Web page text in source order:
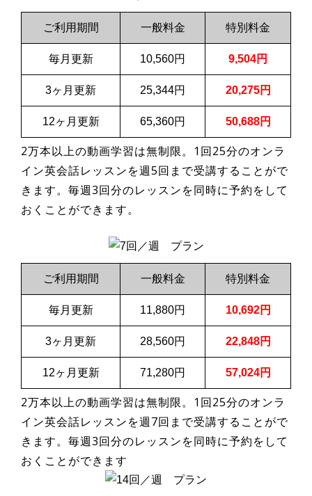
ご利用期間 一般料金 特別料金
毎月更新 10,560円 9,504円
3ヶ月更新 25,344円 20,275円
12ヶ月更新 65,360円 50,688円
2万本以上の動画学習は無制限。1回25分のオンラ
イン英会話レッスンを週5回まで受講することがで
きます。毎週3回分のレッスンを同時に予約をして
おくことができます。
ご利用期間 一般料金 特別料金
毎月更新 11,880円 10,692円
3ヶ月更新 28,560円 22,848円
12ヶ月更新 71,280円 57,024円
2万本以上の動画学習は無制限。1回25分のオンラ
イン英会話レッスンを週7回まで受講することがで
きます。毎週3回分のレッスンを同時に予約をして
おくことができます